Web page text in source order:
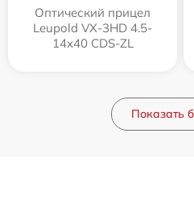
Оптический прицел
Leupold VX-3HD 4.5-
14x40 CDS-ZL
Показать